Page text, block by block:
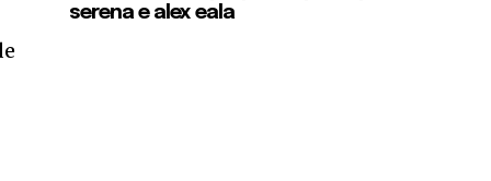
serena e alex eala